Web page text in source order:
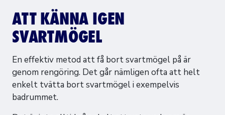
ATT KÄNNA IGEN
SVARTMÖGEL
En effektiv metod att få bort svartmögel på är
genom rengöring. Det går nämligen ofta att helt
enkelt tvätta bort svartmögel i exempelvis
badrummet.